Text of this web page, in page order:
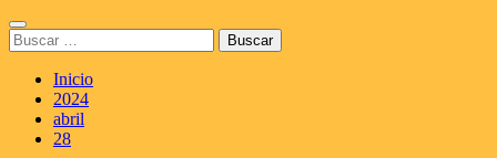
Saltar
al
contenido
Menú
principal
Buscar:
Inicio
2024
abril
28